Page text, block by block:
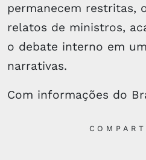
permanecem restritas,
relatos de ministros,
o debate interno em
narrativas.
Com informações do